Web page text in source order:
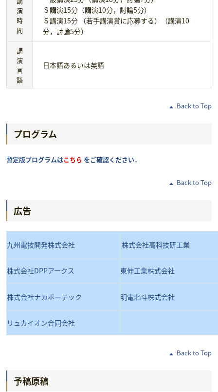
演
時
間
Ｓ講演15分（講演10分，討論5分）
Ｓ講演15分 （若手講演賞に応募する）（講演10
分，討論5分）
講
演
言
語
日本語あるいは英語
Back to Top
プログラム
暫定版プログラムはこちら をご確認ください．
Back to Top
広告
九州電技開発株式会社 株式会社高科技研工業
株式会社DPPアークス 東伸工業株式会社
株式会社ナカボーテック 明電北斗株式会社
リュカイオン合同会社
Back to Top
予稿原稿